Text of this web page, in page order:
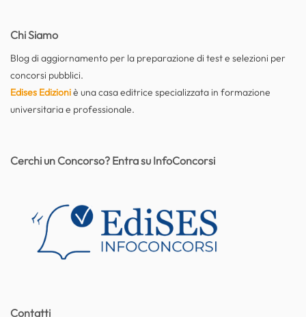
Chi Siamo
Blog di aggiornamento per la preparazione di test e selezioni per
concorsi pubblici.
Edises Edizioniè una casa editrice specializzata in formazione
universitaria e professionale.
Contatti
Cerchi un Concorso? Entra su InfoConcorsi